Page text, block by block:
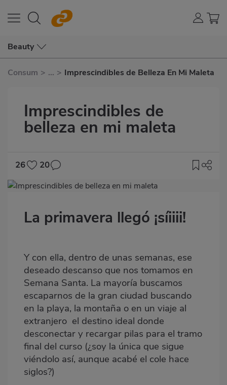
Beauty
Consum > ... > Imprescindibles de Belleza En Mi Maleta
Imprescindibles de
belleza en mi maleta
26
20
Imagen
Body
La primavera llegó ¡síiiii!
Y con ella, dentro de unas semanas, ese
deseado descanso que nos tomamos en
Semana Santa. La mayoría buscamos
escaparnos de la gran ciudad buscando
en la playa, la montaña o en un viaje al
extranjero el destino ideal donde
desconectar y recargar pilas para el tramo
final del curso (¿soy la única que sigue
viéndolo así, aunque acabé el cole hace
siglos?)